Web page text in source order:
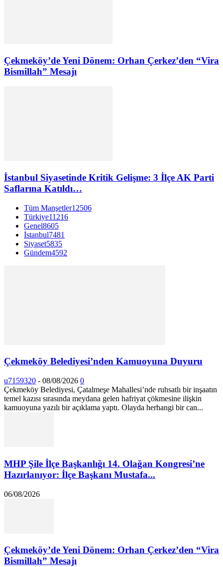
Çekmeköy’de Yeni Dönem: Orhan Çerkez’den “Vira
Bismillah” Mesajı
İstanbul Siyasetinde Kritik Gelişme: 3 İlçe AK Parti
Saflarına Katıldı…
Tüm Manşetler12506
Türkiye11216
Genel8605
İstanbul7481
Siyaset5835
Gündem4592
Çekmeköy Belediyesi’nden Kamuoyuna Duyuru
u7159320 - 08/08/2026 0
Çekmeköy Belediyesi, Çatalmeşe Mahallesi’nde ruhsatlı bir inşaatın
temel kazısı sırasında meydana gelen hafriyat çökmesine ilişkin
kamuoyuna yazılı bir açıklama yaptı. Olayda herhangi bir can...
MHP Şile İlçe Başkanlığı 14. Olağan Kongresi’ne
Hazırlanıyor: İlçe Başkanı Mustafa...
06/08/2026
Çekmeköy’de Yeni Dönem: Orhan Çerkez’den “Vira
Bismillah” Mesajı